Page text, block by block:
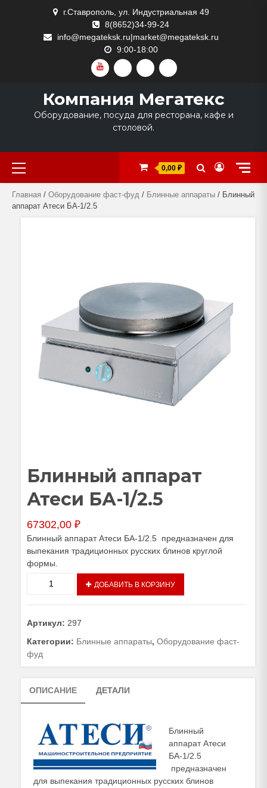
г.Ставрополь, ул. Индустриальная 49
8(8652)34-99-24
info@megateksk.ru|market@megateksk.ru
9:00-18:00
YOUTUBEVKVIDEORUTUBEDZEN
Компания Мегатекс
Оборудование, посуда для ресторана, кафе и
столовой.
Primary
Menu
0,00 ₽
Главная / Оборудование фаст-фуд / Блинные аппараты / Блинный
аппарат Атеси БА-1/2.5
Блинный аппарат
Атеси БА-1/2.5
67302,00 ₽
Блинный аппарат Атеси БА-1/2.5 предназначен для
выпекания традиционных русских блинов круглой
формы.
Блинный
Атеси
БА-1/2.5
ДОБАВИТЬ В КОРЗИНУ
Артикул: 297
Категории: Блинные аппараты, Оборудование фаст-
фуд
ОПИСАНИЕ ДЕТАЛИ
Блинный
аппарат Атеси
БА-1/2.5
предназначен
для выпекания традиционных русских блинов